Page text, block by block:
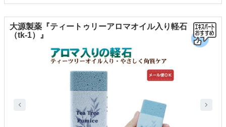
大源製薬『ティートゥリーアロマオイル入り軽石
（tk-1）』